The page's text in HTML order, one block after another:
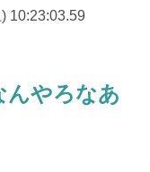
10:23:03.59
んやろなあ